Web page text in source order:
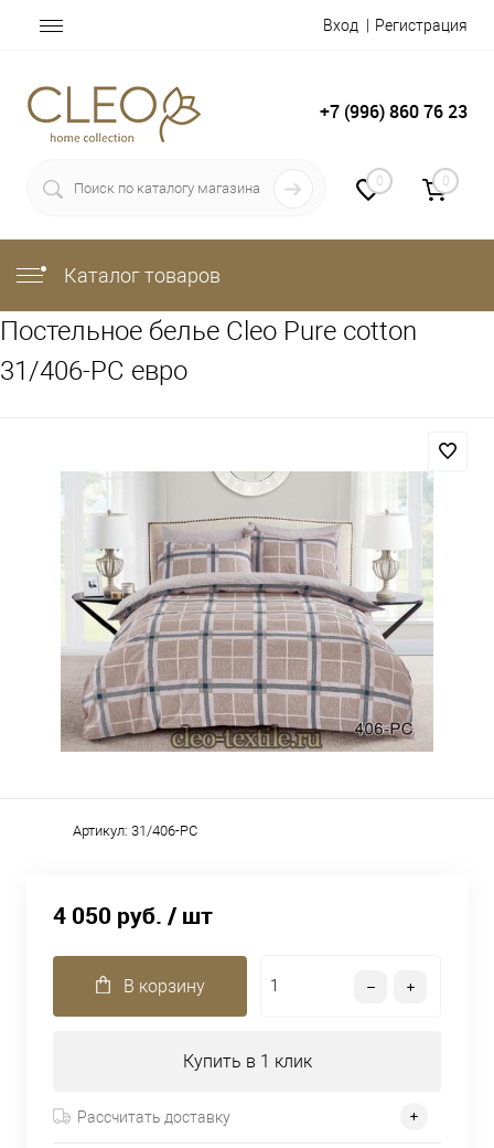
Вход Регистрация
+7 (996) 860 76 23
0 0
Каталог товаров
Постельное белье Cleo Pure cotton
31/406-PC евро
Артикул: 31/406-PC
4 050 руб. / шт
В корзину
Купить в 1 клик
Рассчитать доставку